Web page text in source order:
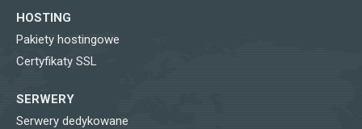
HOSTING
Pakiety hostingowe
Certyfikaty SSL
SERWERY
Serwery dedykowane